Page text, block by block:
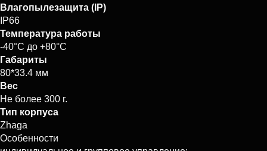
Влагопылезащита (IP)
IP66
Температура работы
-40°C до +80°C
Габариты
80*33.4 мм
Вес
Не более 300 г.
Тип корпуса
Zhaga
Особенности